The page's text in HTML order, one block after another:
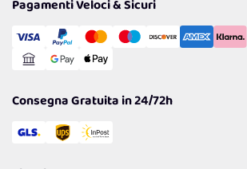
Cookie Policy
Gestisci Cookie
Reso Facile e Veloce
Pagamenti Veloci & Sicuri
Consegna Gratuita in 24/72h